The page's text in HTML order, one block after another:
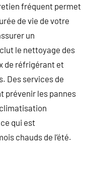
fréquent permet
de vie de votre
un
le nettoyage des
de réfrigérant et
Des services de
prévenir les pannes
qui est
chauds de l’été.